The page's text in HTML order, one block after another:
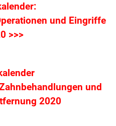
und Eingriffe
>>>
und
2020